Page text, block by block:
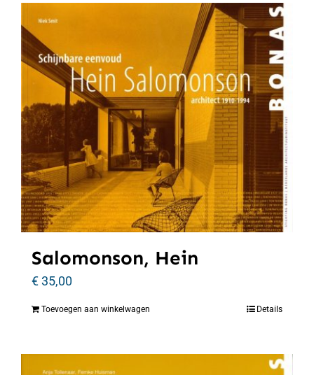
Salomonson, Hein
€35,00
Toevoegen aan winkelwagen Details